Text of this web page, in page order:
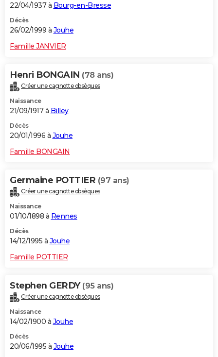
22/04/1937 à Bourg-en-Bresse
Décès
26/02/1999 à Jouhe
Famille JANVIER
Henri BONGAIN (78 ans)
Créer une cagnotte obsèques
Naissance
21/09/1917 à Billey
Décès
20/01/1996 à Jouhe
Famille BONGAIN
Germaine POTTIER (97 ans)
Créer une cagnotte obsèques
Naissance
01/10/1898 à Rennes
Décès
14/12/1995 à Jouhe
Famille POTTIER
Stephen GERDY (95 ans)
Créer une cagnotte obsèques
Naissance
14/02/1900 à Jouhe
Décès
20/06/1995 à Jouhe